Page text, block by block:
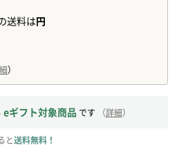
eギフト対象商品 です （詳細）
と送料無料！